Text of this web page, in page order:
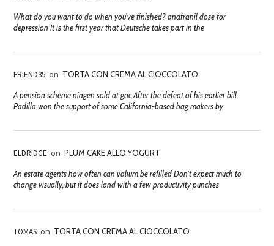
What do you want to do when you've finished? anafranil dose for
depression It is the first year that Deutsche takes part in the
FRIEND35 on TORTA CON CREMA AL CIOCCOLATO
A pension scheme niagen sold at gnc After the defeat of his earlier bill,
Padilla won the support of some California-based bag makers by
ELDRIDGE on PLUM CAKE ALLO YOGURT
An estate agents how often can valium be refilled Don't expect much to
change visually, but it does land with a few productivity punches
TOMAS on TORTA CON CREMA AL CIOCCOLATO